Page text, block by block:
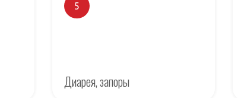
5
Диарея, запоры